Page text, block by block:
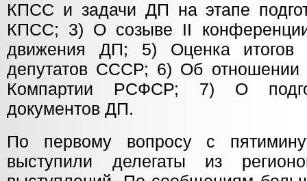
КПСС и задачи ДП на этапе
КПСС; 3) О созыве II
движения ДП; 5) Оценка итогов
депутатов СССР; 6) Об отношении
Компартии РСФСР; 7) О
документов ДП.
По первому вопросу с
выступили делегаты из